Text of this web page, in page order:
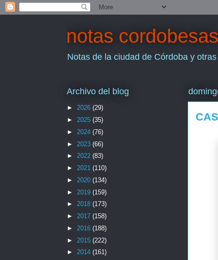
notas cordobesas
Notas de la ciudad de Córdoba y
Archivo del blog
► 2026 (29)
► 2025 (35)
► 2024 (76)
► 2023 (66)
► 2022 (83)
► 2021 (110)
► 2020 (134)
► 2019 (159)
► 2018 (173)
► 2017 (158)
► 2016 (188)
► 2015 (222)
► 2014 (161)